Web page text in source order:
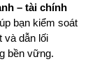
– tài chính
bạn kiểm soát
và dẫn lối
bền vững.